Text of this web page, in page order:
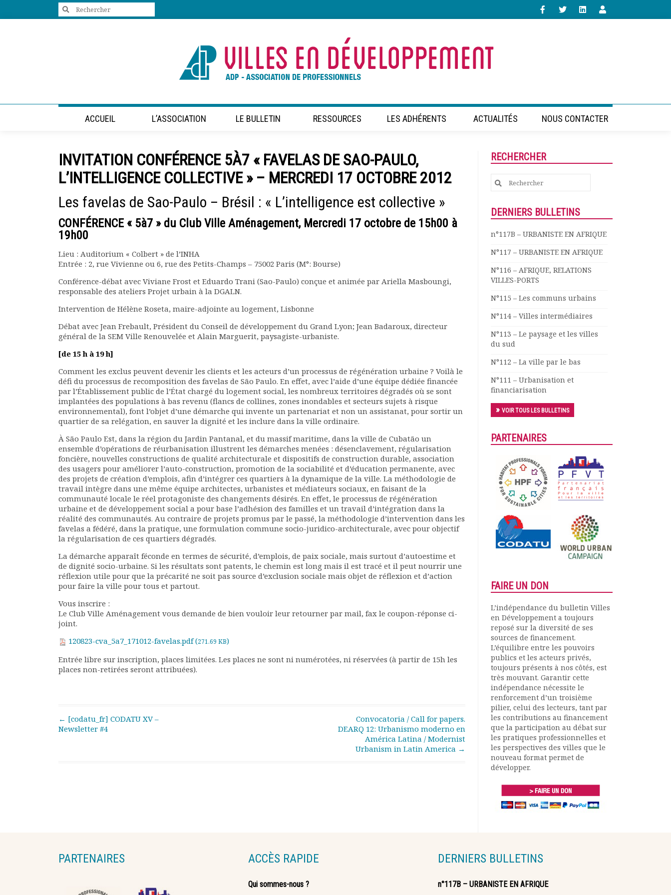
Statuts de l’association
Vie de l’association
Calendrier des activités
Assemblées générales
Comptes rendus mensuels
Rapports moraux
Nous rejoindre
Présentation du bulletin
Comité de rédaction
développement
Dîners débats
Journées d’études
Concours vidéo
Nos partenaires
Evénements
Publications et rapports
Offres d’emploi
Search
ACCUEIL L’ASSOCIATION LE BULLETIN RESSOURCES LES ADHÉRENTS ACTUALITÉS NOUS CONTACTER
INVITATION CONFÉRENCE 5À7 « FAVELAS DE SAO-PAULO,
L’INTELLIGENCE COLLECTIVE » – MERCREDI 17 OCTOBRE 2012
Les favelas de Sao-Paulo – Brésil : « L’intelligence est collective »
CONFÉRENCE « 5à7 » du Club Ville Aménagement, Mercredi 17 octobre de 15h00 à
19h00
Lieu : Auditorium « Colbert » de l’INHA
Entrée : 2, rue Vivienne ou 6, rue des Petits-Champs – 75002 Paris (M°: Bourse)
Conférence-débat avec Viviane Frost et Eduardo Trani (Sao-Paulo) conçue et animée par Ariella Masboungi,
responsable des ateliers Projet urbain à la DGALN.
Intervention de Hélène Roseta, maire-adjointe au logement, Lisbonne
Débat avec Jean Frebault, Président du Conseil de développement du Grand Lyon; Jean Badaroux, directeur
général de la SEM Ville Renouvelée et Alain Marguerit, paysagiste-urbaniste.
[de 15 h à 19 h]
Comment les exclus peuvent devenir les clients et les acteurs d’un processus de régénération urbaine ? Voilà le
défi du processus de recomposition des favelas de São Paulo. En effet, avec l’aide d’une équipe dédiée financée
par l’Établissement public de l’État chargé du logement social, les nombreux territoires dégradés où se sont
implantées des populations à bas revenu (flancs de collines, zones inondables et secteurs sujets à risque
environnemental), font l’objet d’une démarche qui invente un partenariat et non un assistanat, pour sortir un
quartier de sa relégation, en sauver la dignité et les inclure dans la ville ordinaire.
À São Paulo Est, dans la région du Jardin Pantanal, et du massif maritime, dans la ville de Cubatão un
ensemble d’opérations de réurbanisation illustrent les démarches menées : désenclavement, régularisation
foncière, nouvelles construc­tions de qualité architecturale et dispositifs de construction durable, association
des usagers pour améliorer l’auto-construction, promotion de la sociabilité et d’éducation permanente, avec
des projets de création d’emplois, afin d’intégrer ces quartiers à la dynamique de la ville. La méthodologie de
travail intègre dans une même équipe architectes, urbanistes et médiateurs sociaux, en faisant de la
communauté locale le réel protagoniste des changements désirés. En effet, le processus de régénération
urbaine et de développement social a pour base l’adhésion des familles et un travail d’intégration dans la
réalité des communautés. Au contraire de projets promus par le passé, la méthodologie d’intervention dans les
favelas a fédéré, dans la pratique, une formulation commune socio-juridico-architecturale, avec pour objectif
la régularisation de ces quartiers dégradés.
La démarche apparaît féconde en termes de sécurité, d’emplois, de paix sociale, mais surtout d’autoestime et
de dignité socio-urbaine. Si les résultats sont patents, le chemin est long mais il est tracé et il peut nourrir une
réflexion utile pour que la précarité ne soit pas source d’exclusion sociale mais objet de réflexion et d’action
pour faire la ville pour tous et partout.
Vous inscrire :
Le Club Ville Aménagement vous demande de bien vouloir leur retourner par mail, fax le coupon-réponse ci-
joint.
120823-cva_5a7_171012-favelas.pdf (271.69 KB)
Entrée libre sur inscription, places limitées. Les places ne sont ni numérotées, ni réservées (à partir de 15h les
places non-retirées seront attribuées).
Post navigation
← [codatu_fr] CODATU XV –
Newsletter #4
Convocatoria / Call for papers.
DEARQ 12: Urbanismo moderno en
América Latina / Modernist
Urbanism in Latin America →
RECHERCHER
Search
for:
DERNIERS BULLETINS
n°117B – URBANISTE EN AFRIQUE
N°117 – URBANISTE EN AFRIQUE
N°116 – AFRIQUE, RELATIONS
VILLES-PORTS
N°115 – Les communs urbains
N°114 – Villes intermédiaires
N°113 – Le paysage et les villes
du sud
N°112 – La ville par le bas
N°111 – Urbanisation et
financiarisation
VOIR TOUS LES BULLETINS
PARTENAIRES
FAIRE UN DON
L’indépendance du bulletin Villes
en Développement a toujours
reposé sur la diversité de ses
sources de financement.
L’équilibre entre les pouvoirs
publics et les acteurs privés,
toujours présents à nos côtés, est
très mouvant. Garantir cette
indépendance nécessite le
renforcement d’un troisième
pilier, celui des lecteurs, tant par
les contributions au financement
que la participation au débat sur
les pratiques professionnelles et
les perspectives des villes que le
nouveau format permet de
développer.
PARTENAIRES ACCÈS RAPIDE
Qui sommes-nous ?
DERNIERS BULLETINS
n°117B – URBANISTE EN AFRIQUE